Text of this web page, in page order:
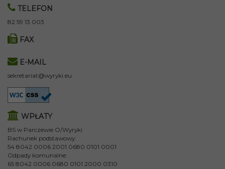
TELEFON
82 59 13 003
FAX
E-MAIL
sekretariat@wyryki.eu
WPŁATY
BS w Parczewie O/Wyryki
Rachunek podstawowy:
54 8042 0006 2001 0680 0101 0001
Odpady komunalne:
65 8042 0006 0680 0101 2000 0310